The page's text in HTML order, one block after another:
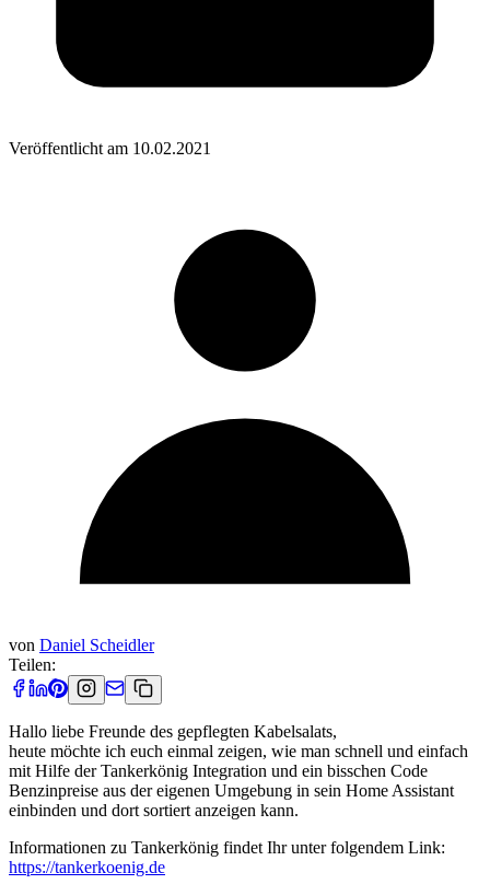
Veröffentlicht am 10.02.2021
von Daniel Scheidler
Teilen:
Hallo liebe Freunde des gepflegten Kabelsalats,
heute möchte ich euch einmal zeigen, wie man schnell und einfach
mit Hilfe der Tankerkönig Integration und ein bisschen Code
Benzinpreise aus der eigenen Umgebung in sein Home Assistant
einbinden und dort sortiert anzeigen kann.
Informationen zu Tankerkönig findet Ihr unter folgendem Link:
https://tankerkoenig.de